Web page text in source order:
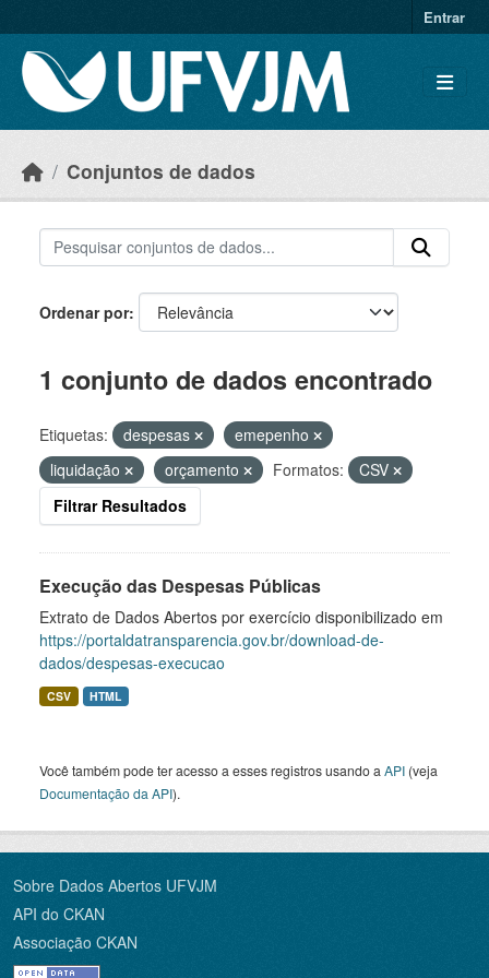
Entrar
Conjuntos de dados
Ordenar por
1 conjunto de dados encontrado
Etiquetas: despesas
emepenho
liquidação
orçamento Formatos:
CSV
Filtrar Resultados
Execução das Despesas Públicas
Extrato de Dados Abertos por exercício disponibilizado em
https://portaldatransparencia.gov.br/download-de-
dados/despesas-execucao
CSV HTML
Você também pode ter acesso a esses registros usando a API (veja
Documentação da API).
Sobre Dados Abertos UFVJM
API do CKAN
Associação CKAN